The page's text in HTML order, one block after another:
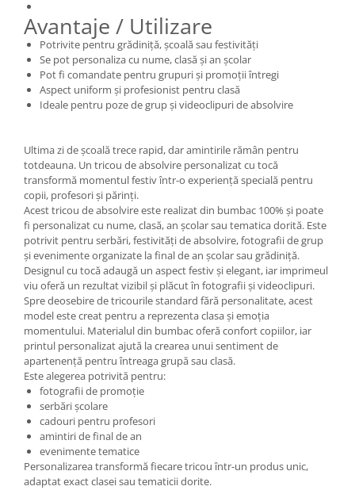
Avantaje / Utilizare
Potrivite pentru grădiniță, școală sau festivități
Se pot personaliza cu nume, clasă și an școlar
Pot fi comandate pentru grupuri și promoții întregi
Aspect uniform și profesionist pentru clasă
Ideale pentru poze de grup și videoclipuri de absolvire
Ultima zi de școală trece rapid, dar amintirile rămân pentru
totdeauna. Un tricou de absolvire personalizat cu tocă
transformă momentul festiv într-o experiență specială pentru
copii, profesori și părinți.
Acest tricou de absolvire este realizat din bumbac 100% și poate
fi personalizat cu nume, clasă, an școlar sau tematica dorită. Este
potrivit pentru serbări, festivități de absolvire, fotografii de grup
și evenimente organizate la final de an școlar sau grădiniță.
Designul cu tocă adaugă un aspect festiv și elegant, iar imprimeul
viu oferă un rezultat vizibil și plăcut în fotografii și videoclipuri.
Spre deosebire de tricourile standard fără personalitate, acest
model este creat pentru a reprezenta clasa și emoția
momentului. Materialul din bumbac oferă confort copiilor, iar
printul personalizat ajută la crearea unui sentiment de
apartenență pentru întreaga grupă sau clasă.
Este alegerea potrivită pentru:
fotografii de promoție
serbări școlare
cadouri pentru profesori
amintiri de final de an
evenimente tematice
Personalizarea transformă fiecare tricou într-un produs unic,
adaptat exact clasei sau tematicii dorite.